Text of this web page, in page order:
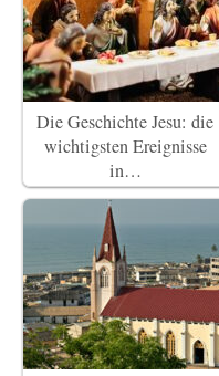
Die Geschichte Jesu: die
wichtigsten Ereignisse
in…